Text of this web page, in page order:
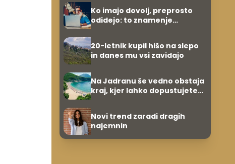
Ko imajo dovolj, preprosto
odidejo: to znamenje
20-letnik kupil hišo na slepo
in danes mu vsi zavidajo
Na Jadranu še vedno obstaja
kraj, kjer lahko dopustujete
Novi trend zaradi dragih
najemnin